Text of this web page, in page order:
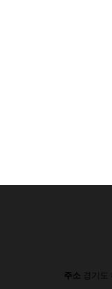
주소 경기도